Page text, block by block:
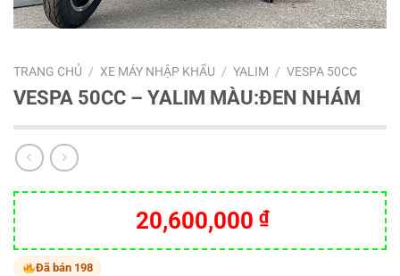
TRANG CHỦ / XE MÁY NHẬP KHẨU / YALIM / VESPA 50CC
VESPA 50CC – YALIM MÀU:ĐEN NHÁM
20,600,000 ₫
Đã bán 198